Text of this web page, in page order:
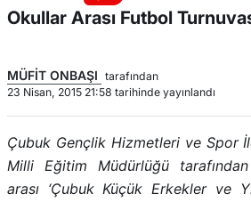
Okullar Arası Futbol
MÜFİT ONBAŞI tarafından
23 Nisan, 2015 21:58 tarihinde yayınlandı
Çubuk Gençlik Hizmetleri ve Spor
Milli Eğitim Müdürlüğü
arası ‘Çubuk Küçük Erkekler ve